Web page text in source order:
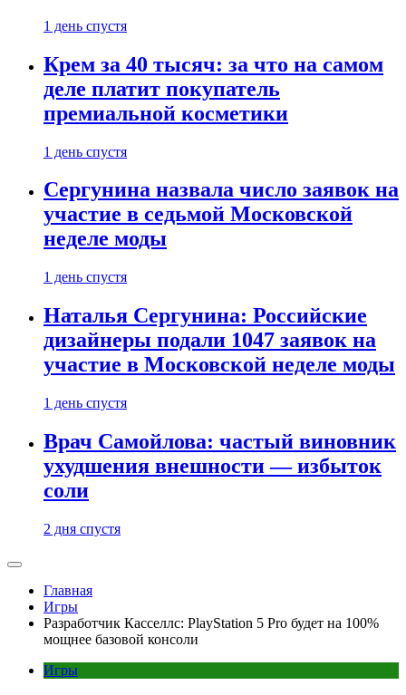
1 день спустя
Крем за 40 тысяч: за что на самом
деле платит покупатель
премиальной косметики
1 день спустя
Сергунина назвала число заявок на
участие в седьмой Московской
неделе моды
1 день спустя
Наталья Сергунина: Российские
дизайнеры подали 1047 заявок на
участие в Московской неделе моды
1 день спустя
Врач Самойлова: частый виновник
ухудшения внешности — избыток
соли
2 дня спустя
Главная
Игры
Разработчик Касселлс: PlayStation 5 Pro будет на 100%
мощнее базовой консоли
Игры